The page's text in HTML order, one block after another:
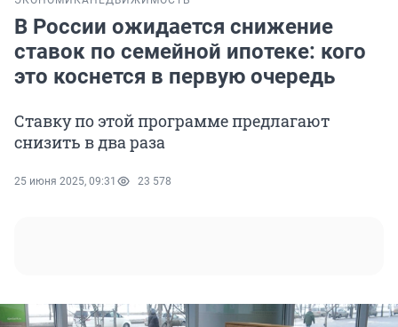
В России ожидается снижение
ставок по семейной ипотеке: кого
это коснется в первую очередь
Ставку по этой программе предлагают
снизить в два раза
25 июня 2025, 09:31 23 578